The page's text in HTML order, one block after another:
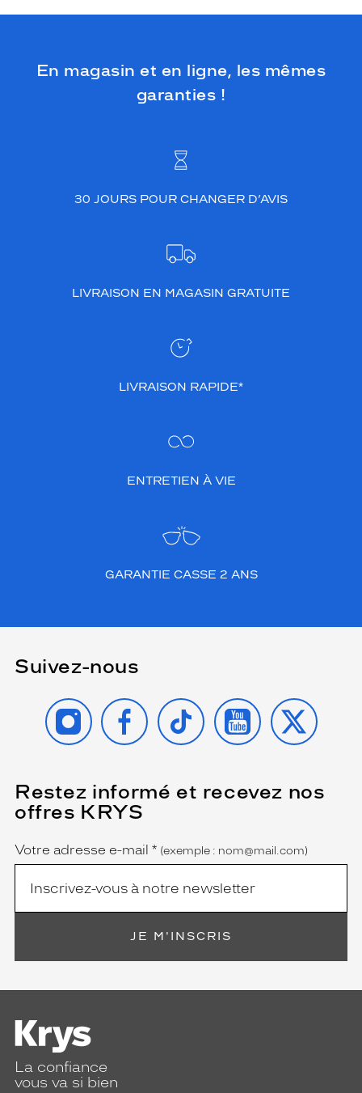
En magasin et en ligne, les mêmes
garanties !
30 JOURS POUR CHANGER D’AVIS
LIVRAISON EN MAGASIN GRATUITE
LIVRAISON RAPIDE*
ENTRETIEN À VIE
GARANTIE CASSE 2 ANS
Suivez-nous
INSTAGRAMFACEBOOK
TIKTOK YOUTUBE
X
Restez informé et recevez nos
offres KRYS
Name
Votre adresse e-mail *
(Ce
champ
est
(exemple : nom@mail.com)
JE M'INSCRIS
La confiance
vous va si bien